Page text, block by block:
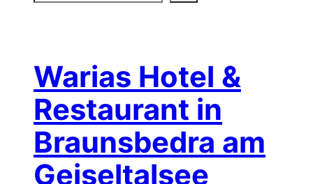
e
n
Warias Hotel &
Restaurant in
Braunsbedra am
Geiseltalsee